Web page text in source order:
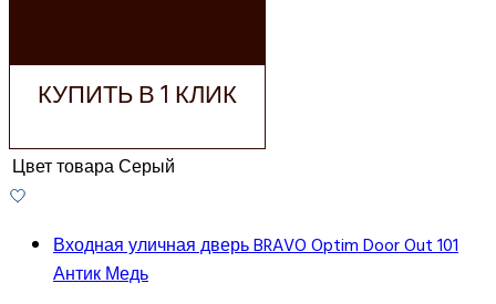
КУПИТЬ В 1 КЛИК
Цвет товараСерый
Входная уличная дверь BRAVO Optim Door Out 101
Антик Медь